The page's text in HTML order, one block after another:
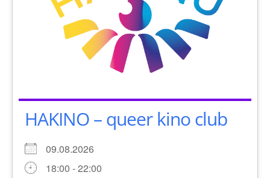
HAKINO – queer kino club
09.08.2026
18:00 - 22:00